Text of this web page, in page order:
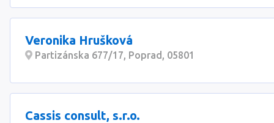
Veronika Hrušková
Partizánska 677/17, Poprad, 05801
Cassis consult, s.r.o.